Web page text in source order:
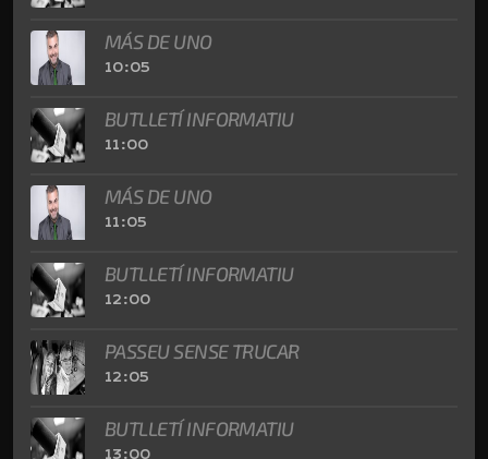
MÁS DE UNO
10:05
BUTLLETÍ INFORMATIU
11:00
MÁS DE UNO
11:05
BUTLLETÍ INFORMATIU
12:00
PASSEU SENSE TRUCAR
12:05
BUTLLETÍ INFORMATIU
13:00